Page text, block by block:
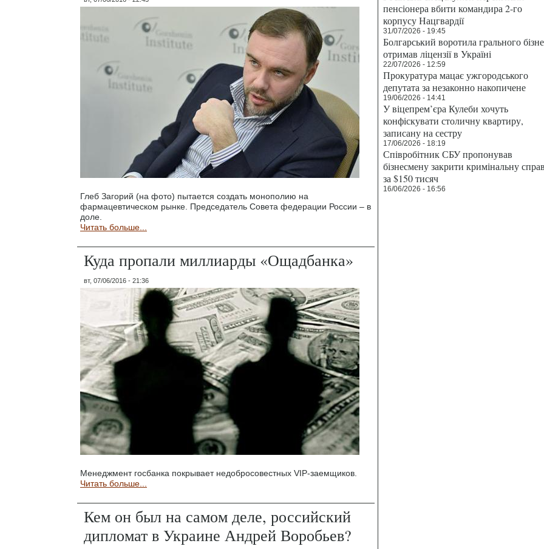
Глеб Загорий (на фото) пытается создать монополию на
фармацевтическом рынке. Председатель Совета федерации России – в
доле.
Читать больше...
Куда пропали миллиарды «Ощадбанка»
вт, 07/06/2016 - 21:36
Менеджмент госбанка покрывает недобросовестных VIP-заемщиков.
Читать больше...
Кем он был на самом деле, российский
дипломат в Украине Андрей Воробьев?
пенсіонера вбити командира 2-го
корпусу Нацгвардії
31/07/2026 - 19:45
Болгарський воротила грального
отримав ліцензії в Україні
22/07/2026 - 12:59
Прокуратура мацає ужгородського
депутата за незаконно накопичене
19/06/2026 - 14:41
У віцепрем’єра Кулеби хочуть
конфіскувати столичну квартиру,
записану на сестру
17/06/2026 - 18:19
Співробітник СБУ пропонував
бізнесмену закрити кримінальну
за $150 тисяч
16/06/2026 - 16:56